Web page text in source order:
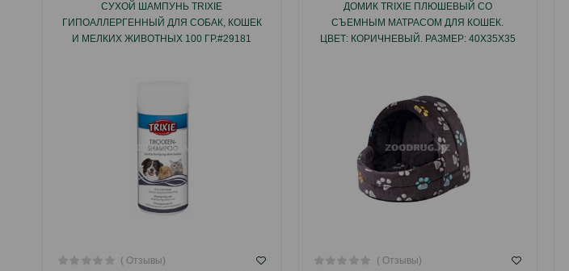
СУХОЙ ШАМПУНЬ TRIXIE
ГИПОАЛЛЕРГЕННЫЙ ДЛЯ СОБАК, КОШЕК
И МЕЛКИХ ЖИВОТНЫХ 100 ГР.#29181
( Отзывы)
ДОМИК TRIXIE ПЛЮШЕВЫЙ СО
СЪЕМНЫМ МАТРАСОМ ДЛЯ КОШЕК.
ЦВЕТ: КОРИЧНЕВЫЙ. РАЗМЕР: 40Х35Х35
( Отзывы)